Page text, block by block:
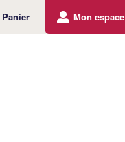
Panier Mon espace